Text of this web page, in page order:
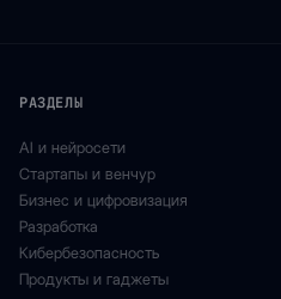
РАЗДЕЛЫ
AI и нейросети
Стартапы и венчур
Бизнес и цифровизация
Разработка
Кибербезопасность
Продукты и гаджеты